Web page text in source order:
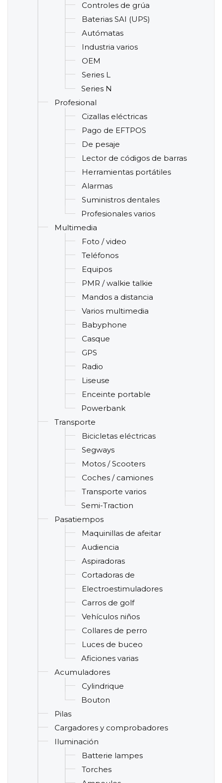
Controles de grúa
Baterias SAI (UPS)
Autómatas
Industria varios
OEM
Series L
Series N
Profesional
Cizallas eléctricas
Pago de EFTPOS
De pesaje
Lector de códigos de barras
Herramientas portátiles
Alarmas
Suministros dentales
Profesionales varios
Multimedia
Foto / video
Teléfonos
Equipos
PMR / walkie talkie
Mandos a distancia
Varios multimedia
Babyphone
Casque
GPS
Radio
Liseuse
Enceinte portable
Powerbank
Transporte
Bicicletas eléctricas
Segways
Motos / Scooters
Coches / camiones
Transporte varios
Semi-Traction
Pasatiempos
Maquinillas de afeitar
Audiencia
Aspiradoras
Cortadoras de
Electroestimuladores
Carros de golf
Vehículos niños
Collares de perro
Luces de buceo
Aficiones varias
Acumuladores
Cylindrique
Bouton
Pilas
Cargadores y comprobadores
Iluminación
Batterie lampes
Torches